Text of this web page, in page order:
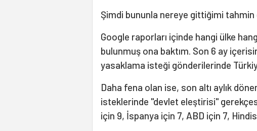
Şimdi bununla nereye gittiğimi
Google raporları içinde hangi ülke
bulunmuş ona baktım. Son 6 ay
yasaklama isteği gönderilerinde
Daha fena olan ise, son altı aylık
isteklerinde "devlet eleştirisi"
için 9, İspanya için 7, ABD için 7,